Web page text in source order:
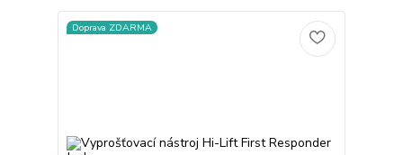
Doprava ZDARMA